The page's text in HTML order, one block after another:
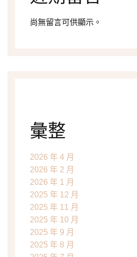
尚無留言可供顯示。
彙整
2026 年 4 月
2026 年 2 月
2026 年 1 月
2025 年 12 月
2025 年 11 月
2025 年 10 月
2025 年 9 月
2025 年 8 月